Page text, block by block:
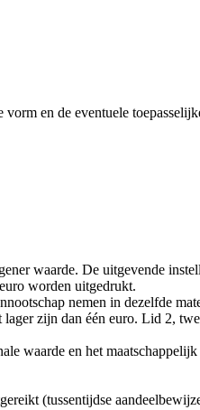
en de eventuele
waarde. De uitgevende
worden uitgedrukt.
nemen in dezelfde
zijn dan één euro. Lid 2,
waarde en het
(tussentijdse